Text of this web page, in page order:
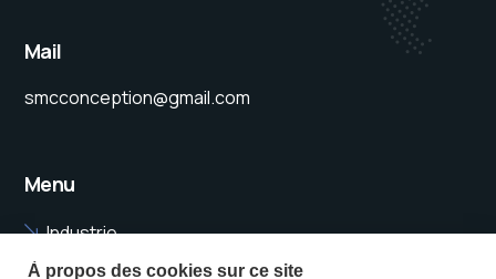
Mail
smcconception@gmail.com
Menu
Industrie
Bâtiment
À propos des cookies sur ce site